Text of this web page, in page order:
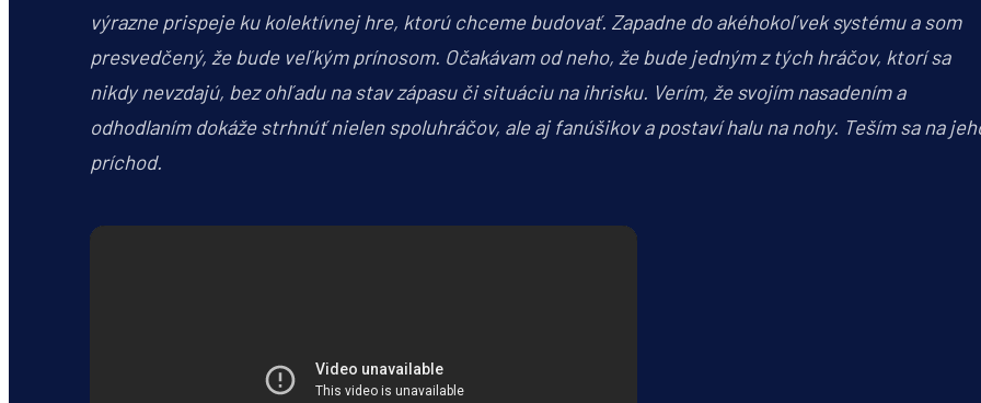
výrazne prispeje ku kolektívnej hre, ktorú chceme budovať. Zapadne do akéhokoľvek systému a som
presvedčený, že bude veľkým prínosom. Očakávam od neho, že bude jedným z tých hráčov, ktorí sa
nikdy nevzdajú, bez ohľadu na stav zápasu či situáciu na ihrisku. Verím, že svojím nasadením a
odhodlaním dokáže strhnúť nielen spoluhráčov, ale aj fanúšikov a postaví halu na nohy. Teším sa na
príchod.